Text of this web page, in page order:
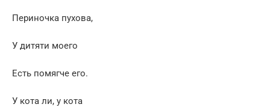
Периночка пухова,
У дитяти моего
Есть помягче его.
У кота ли, у кота